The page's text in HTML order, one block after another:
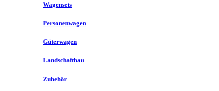
Wagensets
Personenwagen
Güterwagen
Landschaftbau
Zubehör